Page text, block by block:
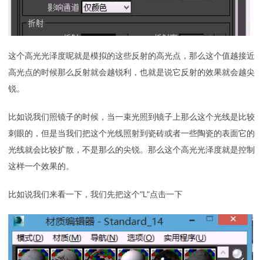
这个高光光泽度呢就是模拟的这些反射的高光点，那么这个值越接近
高光点的时候那么反射就会越锐利，也就是说它反射的效果就会越尖
锐。
比如说我们照镜子的时候，当一束光照到镜子上那么这个光线是比较
刺眼的，但是当我们把这个光线照射到瓷砖或者一些陶瓷的表面它的
光线就会比较扩散，不是那么的尖锐。那么这个高光光泽度就是控制
这样一个效果的。
比如说我们来看一下，我们先把这个“L”点击一下